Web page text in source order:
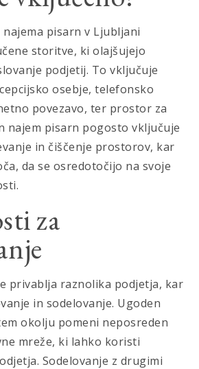
pisarn v Ljubljani
storitve, ki olajšujejo
podjetij. To vključuje
osebje, telefonsko
povezavo, ter prostor za
najem pisarn pogosto vključuje
in čiščenje prostorov, kar
da se osredotočijo na svoje
za
privablja raznolika podjetja, kar
in sodelovanje. Ugoden
okolju pomeni neposreden
mreže, ki lahko koristi
Sodelovanje z drugimi